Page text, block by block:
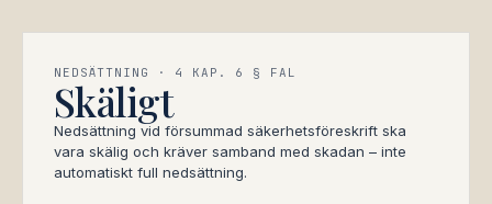
NEDSÄTTNING · 4 KAP. 6 § FAL
Skäligt
Nedsättning vid försummad säkerhetsföreskrift ska
vara skälig och kräver samband med skadan – inte
automatiskt full nedsättning.